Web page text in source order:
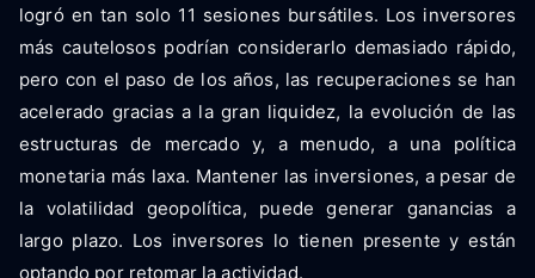
logró en tan solo 11 sesiones bursátiles. Los inversores
más cautelosos podrían considerarlo demasiado rápido,
pero con el paso de los años, las recuperaciones se han
acelerado gracias a la gran liquidez, la evolución de las
estructuras de mercado y, a menudo, a una política
monetaria más laxa. Mantener las inversiones, a pesar de
la volatilidad geopolítica, puede generar ganancias a
largo plazo. Los inversores lo tienen presente y están
optando por retomar la actividad.